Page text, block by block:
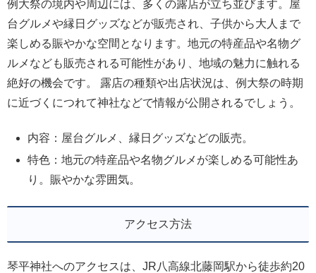
例大祭の境内や周辺には、多くの露店が立ち並びます。屋
台グルメや縁日グッズなどが販売され、子供から大人まで
楽しめる賑やかな空間となります。地元の特産品や名物グ
ルメなども販売される可能性があり、地域の魅力に触れる
絶好の機会です。 露店の種類や出店状況は、例大祭の時期
に近づくにつれて神社などで情報が公開されるでしょう。
内容：屋台グルメ、縁日グッズなどの販売。
特色：地元の特産品や名物グルメが楽しめる可能性あ
り。賑やかな雰囲気。
アクセス方法
琴平神社へのアクセスは、JR八高線北藤岡駅から徒歩約20